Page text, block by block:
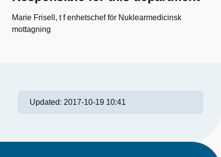
Marie Frisell, t f enhetschef för Nuklearmedicinsk
mottagning
Updated: 2017-10-19 10:41